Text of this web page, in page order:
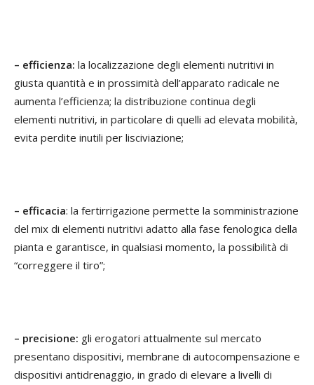
– efficienza: la localizzazione degli elementi nutritivi in
giusta quantità e in prossimità dell’apparato radicale ne
aumenta l’efficienza; la distribuzione continua degli
elementi nutritivi, in particolare di quelli ad elevata mobilità,
evita perdite inutili per lisciviazione;
– efficacia: la fertirrigazione permette la somministrazione
del mix di elementi nutritivi adatto alla fase fenologica della
pianta e garantisce, in qualsiasi momento, la possibilità di
“correggere il tiro”;
– precisione: gli erogatori attualmente sul mercato
presentano dispositivi, membrane di autocompensazione e
dispositivi antidrenaggio, in grado di elevare a livelli di